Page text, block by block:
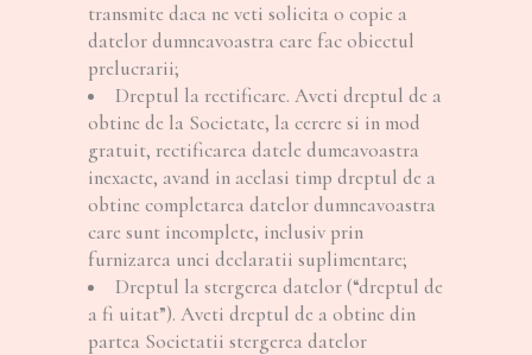
transmite daca ne veti solicita o copie a
datelor dumneavoastra care fac obiectul
prelucrarii;
Dreptul la rectificare. Aveti dreptul de a
obtine de la Societate, la cerere si in mod
gratuit, rectificarea datele dumeavoastra
inexacte, avand in acelasi timp dreptul de a
obtine completarea datelor dumneavoastra
care sunt incomplete, inclusiv prin
furnizarea unei declaratii suplimentare;
Dreptul la stergerea datelor (“dreptul de
a fi uitat”). Aveti dreptul de a obtine din
partea Societatii stergerea datelor